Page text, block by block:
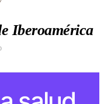
Iberoamérica